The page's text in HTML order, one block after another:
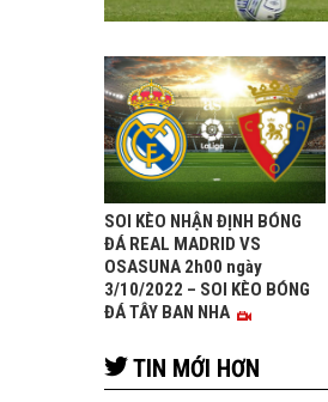
SOI KÈO NHẬN ĐỊNH BÓNG
ĐÁ REAL MADRID VS
OSASUNA 2h00 ngày
3/10/2022 – SOI KÈO BÓNG
ĐÁ TÂY BAN NHA
TIN MỚI HƠN